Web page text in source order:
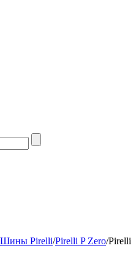
Шины Pirelli/Pirelli P Zero/Pirelli